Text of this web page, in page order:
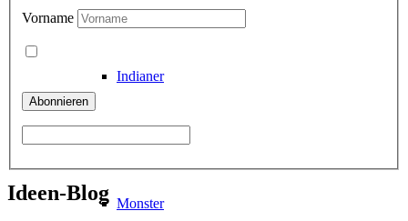
Indianer
Monster
Vorname
Ideen-Blog